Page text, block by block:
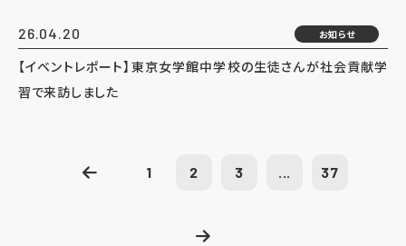
26.04.20 お知らせ
【イベントレポート】東京女学館中学校の生徒さんが社会貢献学
習で来訪しました
1 2 3 ... 37